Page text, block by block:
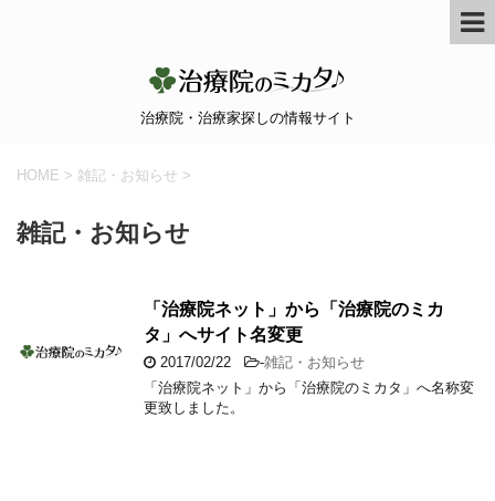
治療院・治療家探しの情報サイト
HOME > 雑記・お知らせ >
雑記・お知らせ
「治療院ネット」から「治療院のミカ
タ」へサイト名変更
2017/02/22 -雑記・お知らせ
「治療院ネット」から「治療院のミカタ」へ名称変
更致しました。